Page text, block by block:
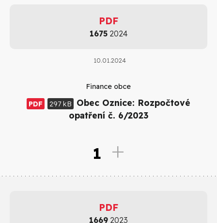
PDF
1675 2024
10.01.2024
Finance obce
PDF
297 kB
Obec Oznice: Rozpočtové
opatření č. 6/2023
1
PDF
1669 2023